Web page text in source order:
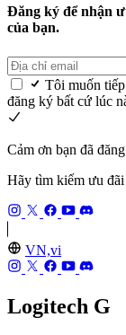
Đăng ký để nhận
của bạn.
Tôi muốn
đăng ký bất cứ lúc
Cảm ơn bạn đã
Hãy tìm kiếm ưu
VN,vi
Logitech G